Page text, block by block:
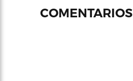
COMENTARIOS